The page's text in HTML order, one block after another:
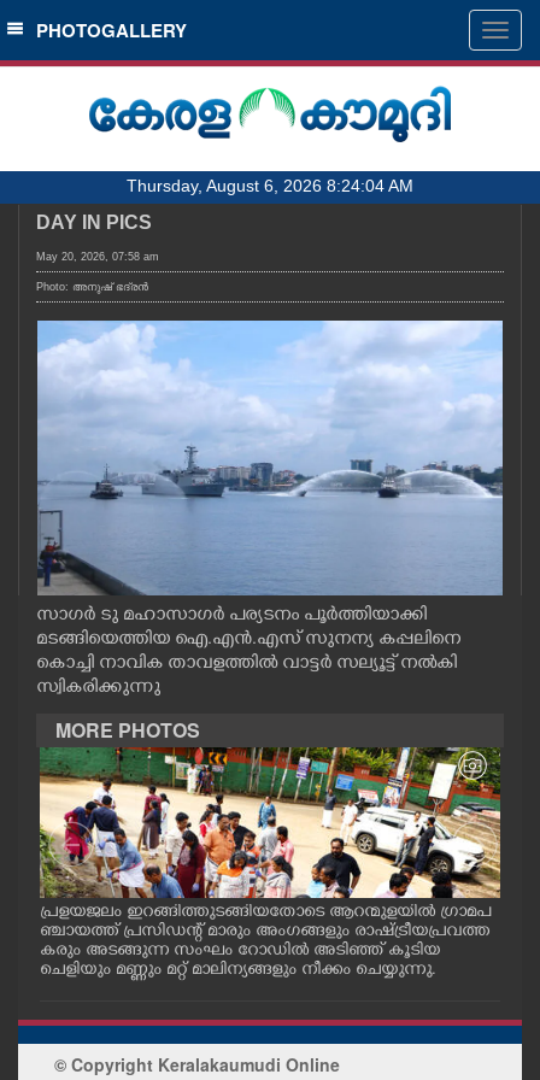
SECTIONS
HOME
NOTIFIED NEWS
KERALA
LOCAL
OBITUARY
NEWS 360
CASE DIARY
CINEMA
PHOTOS
LIFESTYLE
SPIRITUAL
INFO+
PHOTOGALLERY
Thursday, August 6, 2026 8:24:04 AM
DAY IN PICS
May 20, 2026, 07:58 am
Photo: അനുഷ്‍ ഭദ്രൻ
സാഗർ ടു മഹാസാഗർ പര്യടനം പൂർത്തിയാക്കി
മടങ്ങിയെത്തിയ ഐ.എൻ.എസ് സുനന്യ കപ്പലിനെ
കൊച്ചി നാവിക താവളത്തിൽ വാട്ടർ സല്യൂട്ട് നൽകി
സ്വികരിക്കുന്നു
MORE PHOTOS
പ്രളയജലം ഇറങ്ങിത്തുടങ്ങിയതോടെ ആറന്മുളയിൽ ഗ്രാമപ
ഞ്ചായത്ത് പ്രസിഡന്റ് മാരും അംഗങ്ങളും രാഷ്ട്രീയപ്രവത്ത
കരും അടങ്ങുന്ന സംഘം റോഡിൽ അടിഞ്ഞ് കൂടിയ
ചെളിയും മണ്ണും മറ്റ് മാലിന്യങ്ങളും നീക്കം ചെയ്യുന്നു.
© Copyright Keralakaumudi Online